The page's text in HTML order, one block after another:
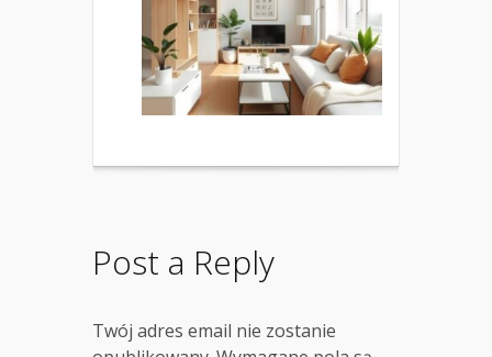
Post a Reply
Twój adres email nie zostanie